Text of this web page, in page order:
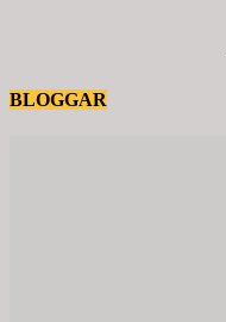
BLOGGAR